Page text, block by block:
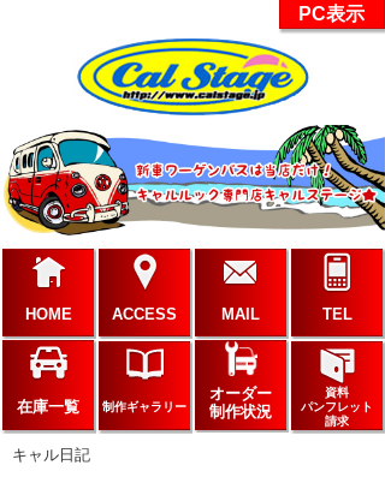
PC表示
HOME ACCESS MAIL TEL
在庫一覧 制作ギャラリー
オーダー
制作状況
資料
パンフレット
請求
キャル日記